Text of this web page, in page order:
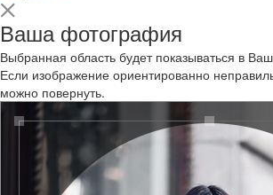
Ваша фотография
Выбранная область будет показываться в
Если изображение ориентированно
можно повернуть.